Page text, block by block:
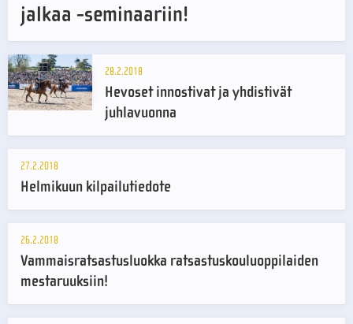
jalkaa -seminaariin!
28.2.2018
Hevoset innostivat ja yhdistivät
juhlavuonna
27.2.2018
Helmikuun kilpailutiedote
26.2.2018
Vammaisratsastusluokka ratsastuskouluoppilaiden
mestaruuksiin!